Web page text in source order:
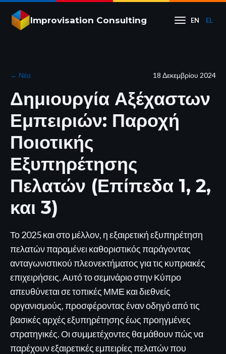
Improvisation Consulting EN EL
← Νέα 18 Δεκεμβρίου 2024
Δημιουργία Αξέχαστων
Εμπειριών: Παροχή
Ποιοτικής
Εξυπηρέτησης
Πελατών (Επίπεδα 1, 2,
και 3)
Το 2025 και στο μέλλον, η εξαιρετική εξυπηρέτηση
πελατών παραμένει καθοριστικός παράγοντας
ανταγωνιστικού πλεονεκτήματος για τις κυπριακές
επιχειρήσεις. Αυτό το σεμινάριο στην Κύπρο
απευθύνεται σε τοπικές ΜΜΕ και διεθνείς
οργανισμούς, προσφέροντας έναν οδηγό από τις
βασικές αρχές εξυπηρέτησης έως προηγμένες
στρατηγικές. Οι συμμετέχοντες θα μάθουν πώς να
παρέχουν εξαιρετικές εμπειρίες πελατών που